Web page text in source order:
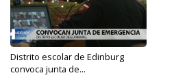
Distrito escolar de Edinburg
convoca junta de...